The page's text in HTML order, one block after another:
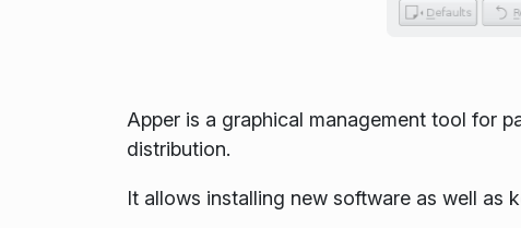
Apper is a graphical management tool for
distribution.
It allows installing new software as well as